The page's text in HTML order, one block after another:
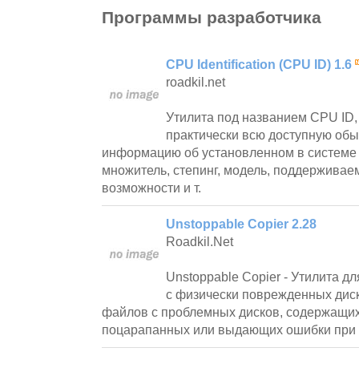
Программы разработчика
CPU Identification (CPU ID) 1.6
roadkil.net
Утилита под названием CPU
практически всю доступную
информацию об установленном в системе
множитель, степинг, модель,
возможности и т.
Unstoppable Copier 2.28
Roadkil.Net
Unstoppable Copier - Утилита
с физически поврежденных
файлов с проблемных дисков,
поцарапанных или выдающих ошибки при